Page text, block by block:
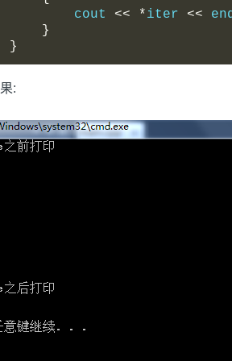
        cout
<< *iter <<
}
}
: